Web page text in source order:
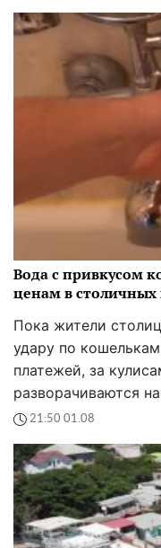
Вода с привкусом
ценам в столичных
Пока жители
удару по
платежей, за
разворачиваются
21:50 01.08